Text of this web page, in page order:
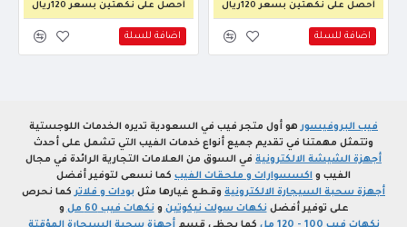
أحصل على نكهتين بسعر 120ريال
اضافة للسلة
أحصل على نكهتين بسعر 120ريال
اضافة للسلة
فيب البروفيسورهو أول متجر فيب في السعودية تديره الخدمات اللوجستية
وتتمثل مهمتنا في تقديم جميع أنواع خدمات الفيب التي تشمل على أحدث
أجهزة الشيشة الالكترونية في السوق من العلامات التجارية الرائدة في مجال
الفيب و اكسسوارات و ملحقات الفيب كما نسعى لتوفير أفضل
أجهزة سحبة السيجارة الالكترونية وقطع غيارها مثل بودات و فلاتركما نحرص
على توفير أفضلنكهات سولت نيكوتين ونكهات فيب 60 مل
و